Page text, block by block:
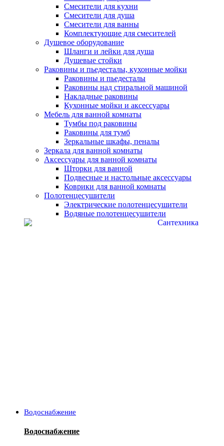
Смесители для кухни
Смесители для душа
Смесители для ванны
Комплектующие для смесителей
Душевое оборудование
Шланги и лейки для душа
Душевые стойки
Раковины и пьедесталы, кухонные мойки
Раковины и пьедесталы
Раковины над стиральной машиной
Накладные раковины
Кухонные мойки и аксессуары
Мебель для ванной комнаты
Тумбы под раковины
Раковины для тумб
Зеркальные шкафы, пеналы
Зеркала для ванной комнаты
Аксессуары для ванной комнаты
Шторки для ванной
Подвесные и настольные аксессуары
Коврики для ванной комнаты
Полотенцесушители
Электрические полотенцесушители
Водяные полотенцесушители
Водоснабжение
Водоснабжение